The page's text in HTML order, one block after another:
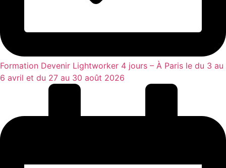
Formation Devenir Lightworker 4 jours – À Paris le du 3 au
6 avril et du 27 au 30 août 2026